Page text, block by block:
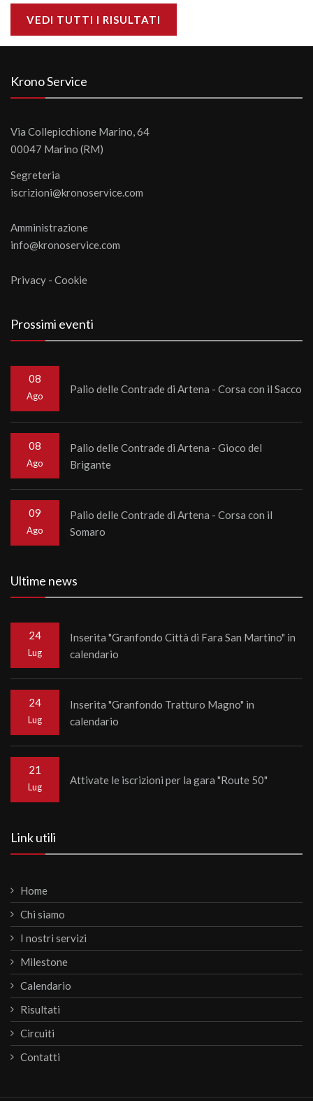
VEDI TUTTI I RISULTATI
Krono Service
Via Collepicchione Marino, 64
00047 Marino (RM)
Segreteria
iscrizioni@kronoservice.com
Amministrazione
info@kronoservice.com
Privacy - Cookie
Prossimi eventi
08
Ago
Palio delle Contrade di Artena - Corsa con il Sacco
08
Ago
Palio delle Contrade di Artena - Gioco del
Brigante
09
Ago
Palio delle Contrade di Artena - Corsa con il
Somaro
Ultime news
24
Lug
Inserita "Granfondo Città di Fara San Martino" in
calendario
24
Lug
Inserita "Granfondo Tratturo Magno" in
calendario
21
Lug
Attivate le iscrizioni per la gara "Route 50"
Link utili
Home
Chi siamo
I nostri servizi
Milestone
Calendario
Risultati
Circuiti
Contatti